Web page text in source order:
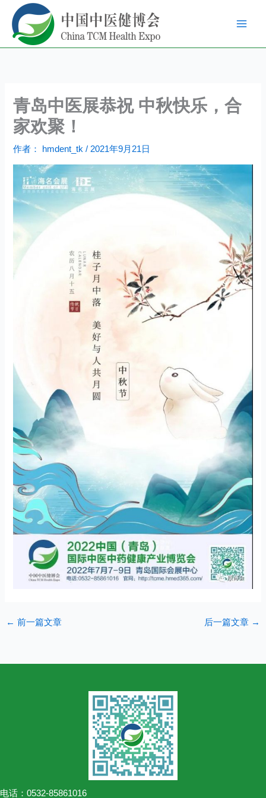
容
青岛中医展恭祝 中秋快乐，合
家欢聚！
作者： hmdent_tk/2021年9月21日
← 前一篇文章 后一篇文章 →
电话：0532-85861016